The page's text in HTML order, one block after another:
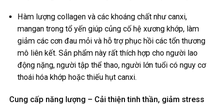
Hàm lượng collagen và các khoáng chất như canxi,
mangan trong tổ yến giúp củng cố hệ xương khớp, làm
giảm các cơn đau mỏi và hỗ trợ phục hồi các tổn thương
mô liên kết. Sản phẩm này rất thích hợp cho người lao
động nặng, người tập thể thao, người lớn tuổi có nguy cơ
thoái hóa khớp hoặc thiếu hụt canxi.
Cung cấp năng lượng – Cải thiện tinh thần, giảm stress